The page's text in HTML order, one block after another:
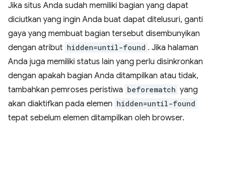
Jika situs Anda sudah memiliki bagian yang dapat
diciutkan yang ingin Anda buat dapat ditelusuri, ganti
gaya yang membuat bagian tersebut disembunyikan
dengan atribut hidden=until-found . Jika halaman
Anda juga memiliki status lain yang perlu disinkronkan
dengan apakah bagian Anda ditampilkan atau tidak,
tambahkan pemroses peristiwa beforematch yang
akan diaktifkan pada elemen hidden=until-found
tepat sebelum elemen ditampilkan oleh browser.